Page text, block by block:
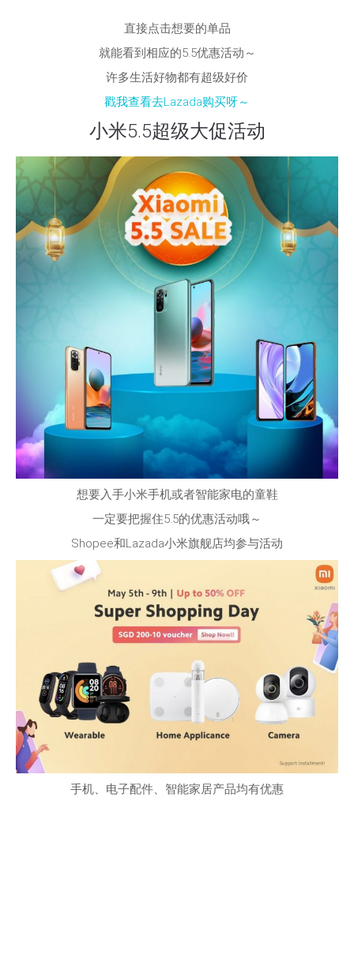
直接点击想要的单品
就能看到相应的5.5优惠活动～
许多生活好物都有超级好价
戳我查看去Lazada购买呀～
小米5.5超级大促活动
想要入手小米手机或者智能家电的童鞋
一定要把握住5.5的优惠活动哦～
Shopee和Lazada小米旗舰店均参与活动
手机、电子配件、智能家居产品均有优惠